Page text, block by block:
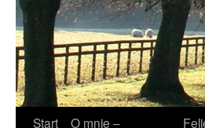
Przejdź
Start
O mnie –